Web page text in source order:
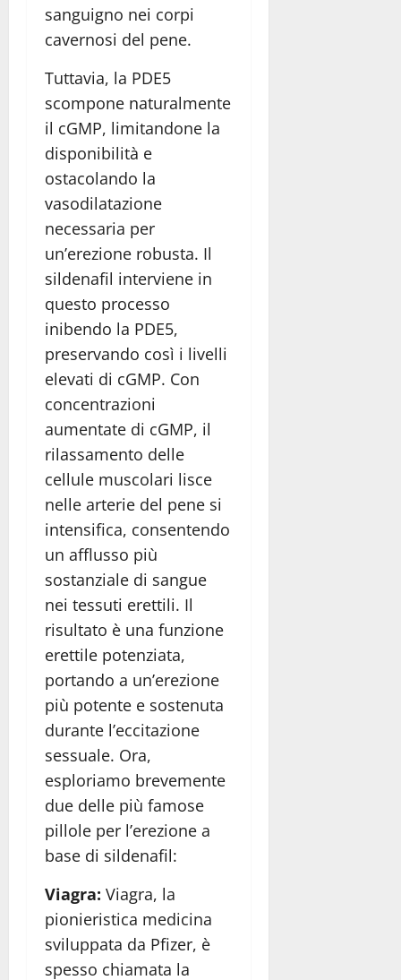
sanguigno nei corpi
cavernosi del pene.
Tuttavia, la PDE5
scompone naturalmente
il cGMP, limitandone la
disponibilità e
ostacolando la
vasodilatazione
necessaria per
un’erezione robusta. Il
sildenafil interviene in
questo processo
inibendo la PDE5,
preservando così i livelli
elevati di cGMP. Con
concentrazioni
aumentate di cGMP, il
rilassamento delle
cellule muscolari lisce
nelle arterie del pene si
intensifica, consentendo
un afflusso più
sostanziale di sangue
nei tessuti erettili. Il
risultato è una funzione
erettile potenziata,
portando a un’erezione
più potente e sostenuta
durante l’eccitazione
sessuale. Ora,
esploriamo brevemente
due delle più famose
pillole per l’erezione a
base di sildenafil:
Viagra: Viagra, la
pionieristica medicina
sviluppata da Pfizer, è
spesso chiamata la